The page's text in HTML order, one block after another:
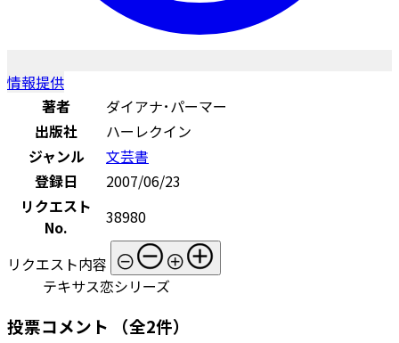
情報提供
著者
ダイアナ･パーマー
出版社
ハーレクイン
ジャンル
文芸書
登録日
2007/06/23
リクエスト
No.
38980
リクエスト内容
テキサス恋シリーズ
投票コメント （全2件）